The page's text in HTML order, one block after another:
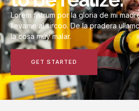
Lorem fistrum por la gloria de mi
llevame al sircoo. De la pradera
la cosa muy malar.
GET STARTED